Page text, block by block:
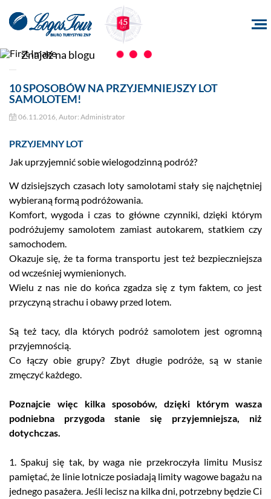
10 SPOSOBÓW NA PRZYJEMNIEJSZY LOT
SAMOLOTEM!
06.11.2016, Autor: Administrator
PRZYJEMNY LOT
Jak uprzyjemnić sobie wielogodzinną podróż?
W dzisiejszych czasach loty samolotami stały się najchętniej
wybieraną formą podróżowania.
Komfort, wygoda i czas to główne czynniki, dzięki którym
podróżujemy samolotem zamiast autokarem, statkiem czy
samochodem.
Okazuje się, że ta forma transportu jest też bezpieczniejsza
od wcześniej wymienionych.
Wielu z nas nie do końca zgadza się z tym faktem, co jest
przyczyną strachu i obawy przed lotem.
Są też tacy, dla których podróż samolotem jest ogromną
przyjemnością.
Co łączy obie grupy? Zbyt długie podróże, są w stanie
zmęczyć każdego.
Poznajcie więc kilka sposobów, dzięki którym wasza
podniebna przygoda stanie się przyjemniejsza, niż
dotychczas.
1. Spakuj się tak, by waga nie przekroczyła limitu Musisz
pamiętać, że linie lotnicze posiadają limity wagowe bagażu na
jednego pasażera. Jeśli lecisz na kilka dni, potrzebny będzie Ci